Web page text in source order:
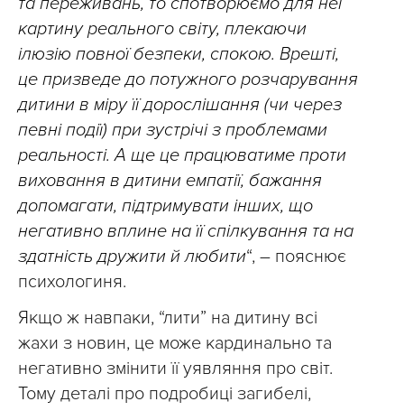
картину реального світу, плекаючи
ілюзію повної безпеки, спокою. Врешті,
це призведе до потужного розчарування
дитини в міру її дорослішання (чи через
певні події) при зустрічі з проблемами
реальності. А ще це працюватиме проти
виховання в дитини емпатії, бажання
допомагати, підтримувати інших, що
негативно вплине на її спілкування та на
здатність дружити й любити“, – пояснює
психологиня.
Якщо ж навпаки, “лити” на дитину всі
жахи з новин, це може кардинально та
негативно змінити її уявляння про світ.
Тому деталі про подробиці загибелі,